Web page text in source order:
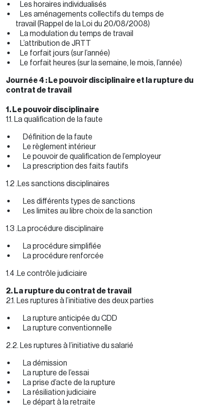
Les horaires individualisés
Les aménagements collectifs du temps de
travail (Rappel de la Loi du 20/08/2008)
La modulation du temps de travail
L’attribution de JRTT
Le forfait jours (sur l’année)
Le forfait heures (sur la semaine, le mois, l’année)
Journée 4 : Le pouvoir disciplinaire et la rupture du
contrat de travail
1. Le pouvoir disciplinaire
1.1. La qualification de la faute
Définition de la faute
Le règlement intérieur
Le pouvoir de qualification de l’employeur
La prescription des faits fautifs
1.2 .Les sanctions disciplinaires
Les différents types de sanctions
Les limites au libre choix de la sanction
1.3 .La procédure disciplinaire
La procédure simplifiée
La procédure renforcée
1.4 .Le contrôle judiciaire
2. La rupture du contrat de travail
2.1. Les ruptures à l’initiative des deux parties
La rupture anticipée du CDD
La rupture conventionnelle
2.2. Les ruptures à l’initiative du salarié
La démission
La rupture de l’essai
La prise d’acte de la rupture
La résiliation judiciaire
Le départ à la retraite